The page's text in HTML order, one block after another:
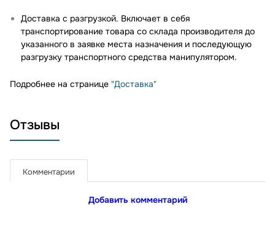
Доставка с разгрузкой. Включает в себя
транспортирование товара со склада производителя до
указанного в заявке места назначения и последующую
разгрузку транспортного средства манипулятором.
Подробнее на странице "Доставка"
Отзывы
Комментарии
Добавить комментарий